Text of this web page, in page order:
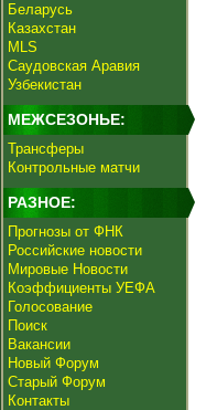
Беларусь
Казахстан
MLS
Саудовская Аравия
Узбекистан
МЕЖСЕЗОНЬЕ:
Трансферы
Контрольные матчи
РАЗНОЕ:
Прогнозы от ФНК
Российские новости
Мировые Новости
Коэффициенты УЕФА
Голосование
Поиск
Вакансии
Новый Форум
Старый Форум
Контакты